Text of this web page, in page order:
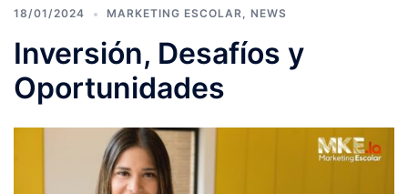
18/01/2024 MARKETING ESCOLAR, NEWS
Inversión, Desafíos y
Oportunidades